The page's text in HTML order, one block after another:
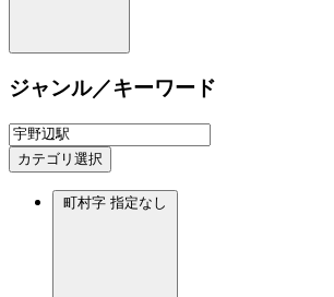
ジャンル／キーワード
カテゴリ選択
町村字 指定なし